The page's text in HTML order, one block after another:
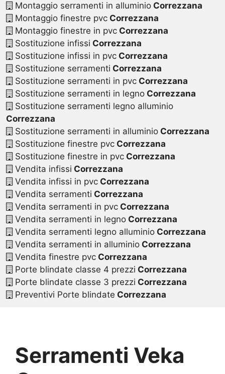
Montaggio serramenti in alluminioCorrezzana
Montaggio finestre pvcCorrezzana
Montaggio finestre in pvcCorrezzana
Sostituzione infissi Correzzana
Sostituzione infissi in pvcCorrezzana
Sostituzione serramenti Correzzana
Sostituzione serramenti in pvcCorrezzana
Sostituzione serramenti in legnoCorrezzana
Sostituzione serramenti legno alluminio
Correzzana
Sostituzione serramenti in alluminioCorrezzana
Sostituzione finestre pvcCorrezzana
Sostituzione finestre in pvcCorrezzana
Vendita infissi Correzzana
Vendita infissi in pvcCorrezzana
Vendita serramenti Correzzana
Vendita serramenti in pvcCorrezzana
Vendita serramenti in legnoCorrezzana
Vendita serramenti legno alluminioCorrezzana
Vendita serramenti in alluminioCorrezzana
Vendita finestre pvcCorrezzana
Porte blindate classe 4 prezzi Correzzana
Porte blindate classe 3 prezzi Correzzana
Preventivi Porte blindate Correzzana
Serramenti Veka